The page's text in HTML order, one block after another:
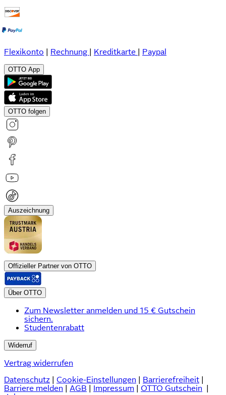
Flexikonto Rechnung Kreditkarte Paypal
OTTO App
OTTO folgen
Auszeichnung
Offizieller Partner von OTTO
Über OTTO
Zum Newsletter anmelden und 15 € Gutschein
sichern.
Studentenrabatt
Widerruf
Vertrag widerrufen
Datenschutz
Cookie-Einstellungen Barrierefreiheit
Barriere melden
AGB Impressum OTTO Gutschein